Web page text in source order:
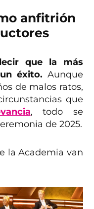
anfitrión
que la más
éxito. Aunque
de malos ratos,
que
, todo se
de 2025.
la Academia van